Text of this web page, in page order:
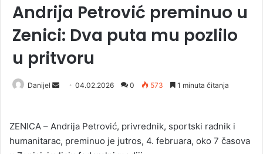
Andrija Petrović preminuo u
Zenici: Dva puta mu pozlilo
u pritvoru
Danijel
d
a
04.02.2026 0 573 1 minuta čitanja
ZENICA – Andrija Petrović, privrednik, sportski radnik i
humanitarac, preminuo je jutros, 4. februara, oko 7 časova